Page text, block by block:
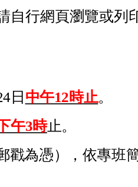
自行網頁瀏覽或列
日 中午12時止。
午3時止。
戳為憑），依專班